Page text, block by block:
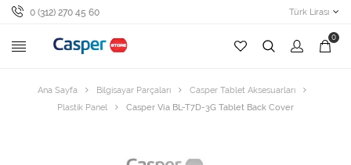
0 (312) 270 45 60 Türk Lirası
0
Ana Sayfa Bilgisayar Parçaları
Casper Tablet Aksesuarları
Plastik Panel
Casper Via BL-T7D-3G Tablet Back Cover